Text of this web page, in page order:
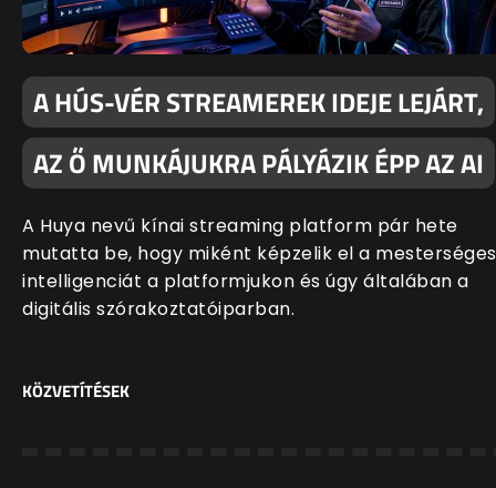
A HÚS-VÉR STREAMEREK IDEJE LEJÁRT,
AZ Ő MUNKÁJUKRA PÁLYÁZIK ÉPP AZ AI
A Huya nevű kínai streaming platform pár hete
mutatta be, hogy miként képzelik el a mesterséges
intelligenciát a platformjukon és úgy általában a
digitális szórakoztatóiparban.
KÖZVETÍTÉSEK